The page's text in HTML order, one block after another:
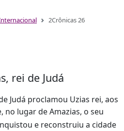
2Crônicas 26
rei de Judá
Judá proclamou Uzias rei, aos
no lugar de Amazias, o seu
e reconstruiu a cidade